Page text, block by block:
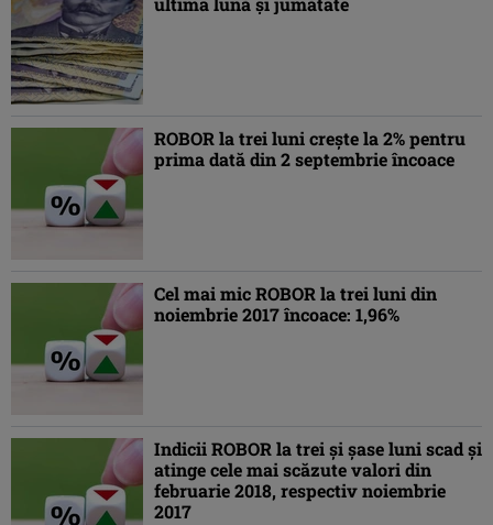
ROBOR la trei luni creşte la 2% pentru
prima dată din 2 septembrie încoace
Cel mai mic ROBOR la trei luni din
noiembrie 2017 încoace: 1,96%
Indicii ROBOR la trei și șase luni scad și
atinge cele mai scăzute valori din
februarie 2018, respectiv noiembrie
2017